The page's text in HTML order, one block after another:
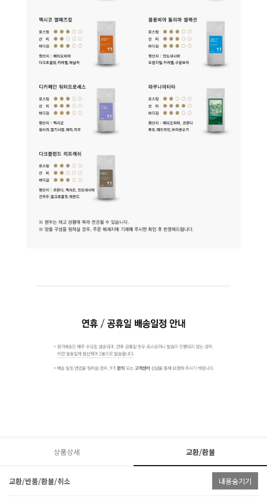
상품상세 교환/환불
교환/반품/환불/취소 내용숨기기